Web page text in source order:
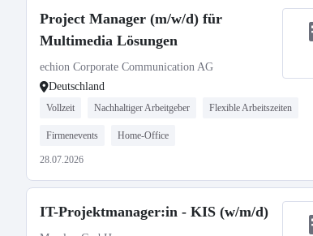
Project Manager (m/w/d) für
Multimedia Lösungen
echion Corporate Communication AG
Deutschland
Vollzeit Nachhaltiger Arbeitgeber Flexible Arbeitszeiten
Firmenevents Home-Office
28.07.2026
IT-Projektmanager:in - KIS (w/m/d)